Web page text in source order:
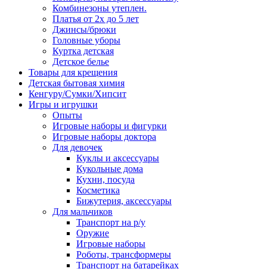
Комбинезоны утеплен.
Платья от 2х до 5 лет
Джинсы/брюки
Головные уборы
Куртка детская
Детское белье
Товары для крещения
Детская бытовая химия
Кенгуру/Сумки/Хипсит
Игры и игрушки
Опыты
Игровые наборы и фигурки
Игровые наборы доктора
Для девочек
Куклы и аксессуары
Кукольные дома
Кухни, посуда
Косметика
Бижутерия, аксессуары
Для мальчиков
Транспорт на р/у
Оружие
Игровые наборы
Роботы, трансформеры
Транспорт на батарейках